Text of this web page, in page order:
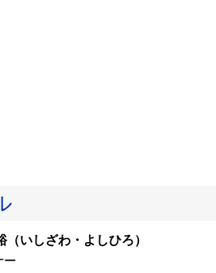
（いしざわ・よしひろ）
ー